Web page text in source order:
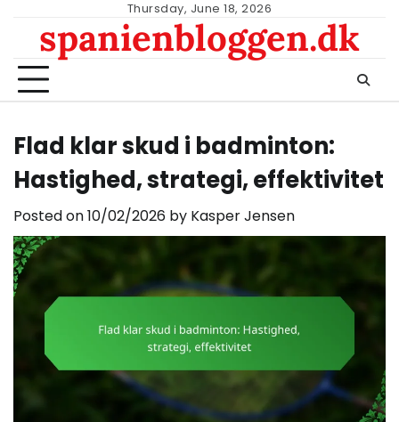
content
Thursday, June 18, 2026
spanienbloggen.dk
Flad klar skud i badminton:
Hastighed, strategi, effektivitet
Posted on10/02/2026 by Kasper Jensen